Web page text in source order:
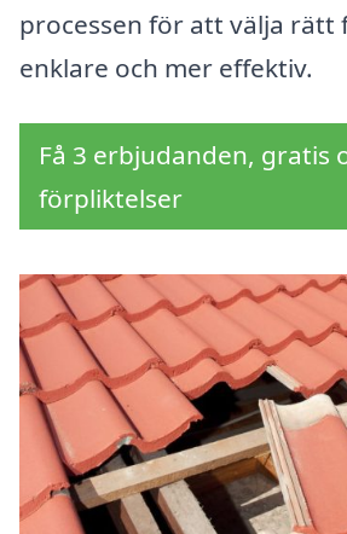
processen för att välja rätt
enklare och mer effektiv.
Få 3 erbjudanden, gratis
förpliktelser